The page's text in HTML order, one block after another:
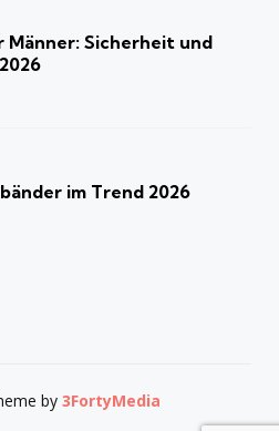
Sicherheit und
im Trend 2026
by 3FortyMedia